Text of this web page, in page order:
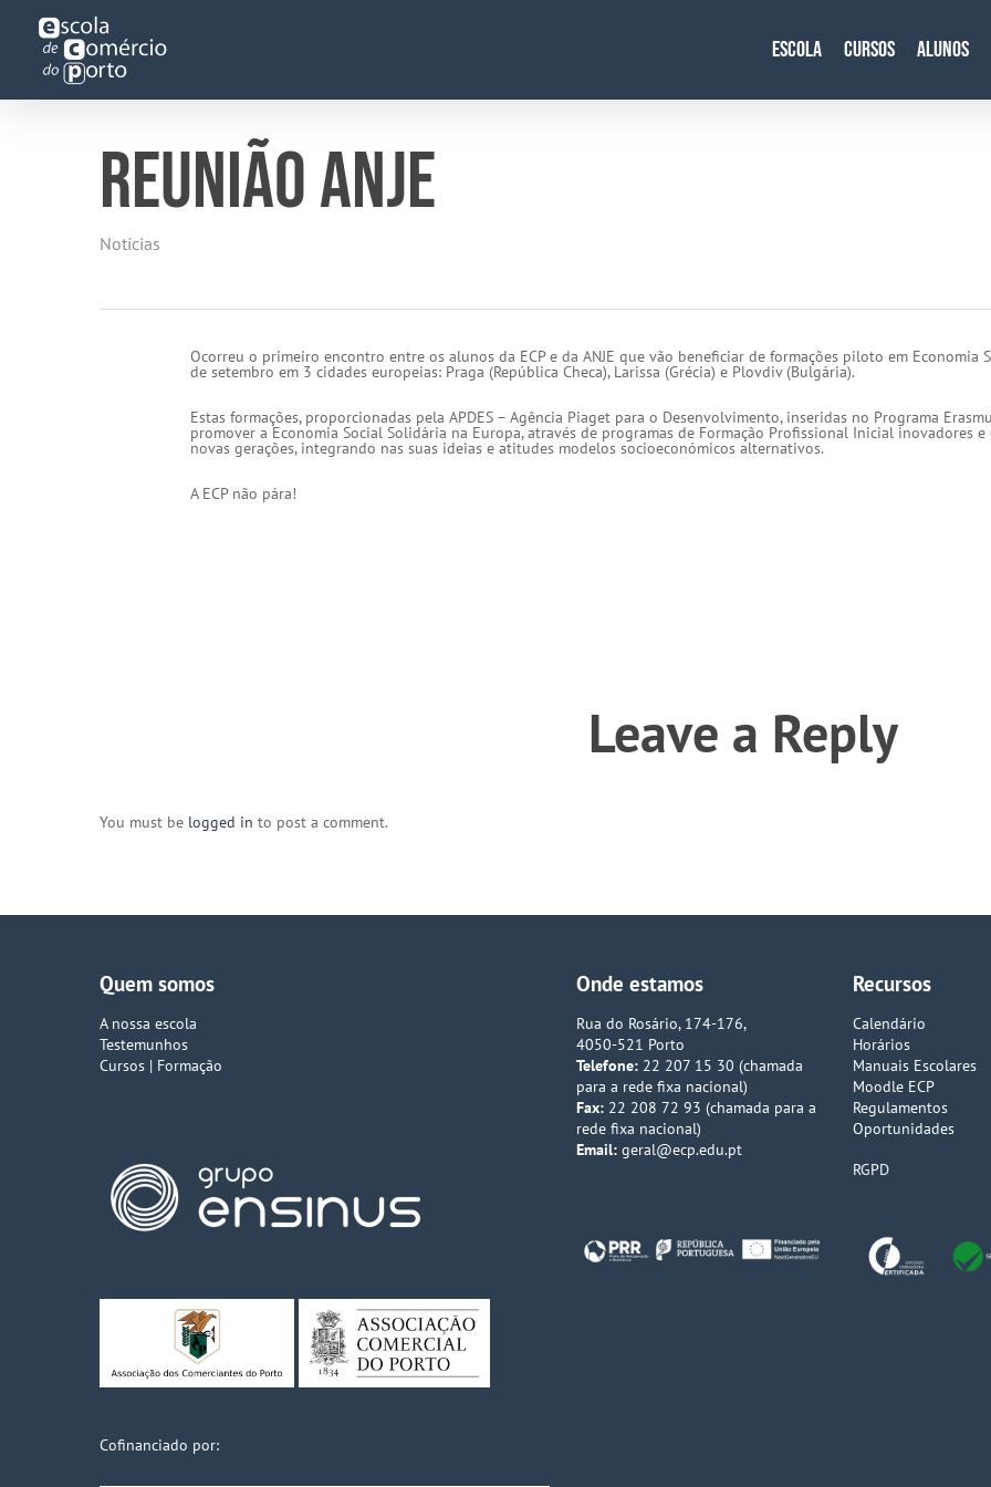
content Escola Cursos Alunos
REUNIÃO ANJE
Notícias
Ocorreu o primeiro encontro entre os alunos da ECP e da ANJE que vão beneficiar de formações piloto em Economia
de setembro em 3 cidades europeias: Praga (República Checa), Larissa (Grécia) e Plovdiv (Bulgária).
Estas formações, proporcionadas pela APDES – Agência Piaget para o Desenvolvimento, inseridas no Programa
promover a Economia Social Solidária na Europa, através de programas de Formação Profissional Inicial inovadores
novas gerações, integrando nas suas ideias e atitudes modelos socioeconómicos alternativos.
A ECP não pára!
Leave a Reply
You must be logged in to post a comment.
Quem somos
A nossa escola
Testemunhos
Cursos | Formação
Cofinanciado por:
Onde estamos
Rua do Rosário, 174-176,
4050-521 Porto
Telefone:22 207 15 30 (chamada
para a rede fixa nacional)
Fax:22 208 72 93 (chamada para a
rede fixa nacional)
Email: geral@ecp.edu.pt
Recursos
Calendário
Horários
Manuais Escolares
Moodle ECP
Regulamentos
Oportunidades
RGPD